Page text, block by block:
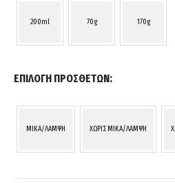
200ml 70g 170g
ΕΠΙΛΟΓΉ ΠΡΌΣΘΕΤΩΝ
MIKA/ΛΑΜΨΗ ΧΩΡΙΣ MIKA/ΛΑΜΨΗ
Your